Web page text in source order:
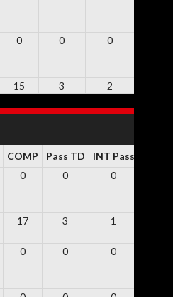
0 0 0
15 3 2
COMP Pass TD INT Pass
0 0 0
17 3 1
0 0 0